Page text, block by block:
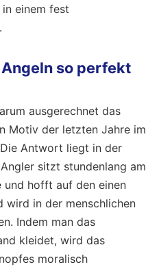
einem fest
so perfekt
ausgerechnet das
Motiv der letzten Jahre im
Antwort liegt in der
sitzt stundenlang am
und hofft auf den einen
wird in der menschlichen
Indem man das
kleidet, wird das
moralisch